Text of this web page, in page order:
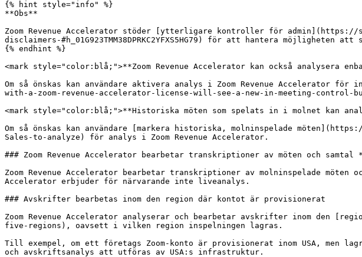
{% hint style="info" %}
**Obs**
Zoom Revenue Accelerator stöder [ytterligare kontroller för admin](https://
disclaimers-#h_01G923TMM38DPRKC2YFXS5HG79) för att hantera möjligheten
{% endhint %}
<mark style="color:blå;">**Zoom Revenue Accelerator kan också analysera
Om så önskas kan användare aktivera analys i Zoom Revenue Accelerator
with-a-zoom-revenue-accelerator-license-will-see-a-new-in-meeting-control-
<mark style="color:blå;">**Historiska möten som spelats in i molnet kan
Om så önskas kan användare [markera historiska, molninspelade
Sales-to-analyze) för analys i Zoom Revenue Accelerator.
### Zoom Revenue Accelerator bearbetar transkriptioner av möten och
Zoom Revenue Accelerator bearbetar transkriptioner av molninspelade
Accelerator erbjuder för närvarande inte liveanalys.
### Avskrifter bearbetas inom den region där kontot är provisionerat
Zoom Revenue Accelerator analyserar och bearbetar avskrifter inom den
five-regions), oavsett i vilken region inspelningen lagras.
Till exempel, om ett företags Zoom-konto är provisionerat inom USA, men
och avskriftsanalys att utföras av USA:s infrastruktur.